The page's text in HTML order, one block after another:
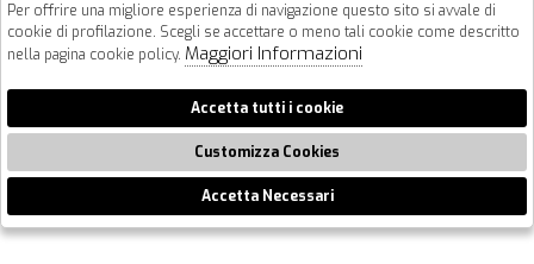
info@bigbagshoponline.it
follow us
2026 BigBag - P.iva : 00916940679 Powered by
🍪
Per offrire una migliore esperienza di navigazione questo sito si avvale di
cookie di profilazione. Scegli se accettare o meno tali cookie come descritto
nella pagina cookie policy. Maggiori Informazioni
Accetta tutti i cookie
Customizza Cookies
Accetta Necessari